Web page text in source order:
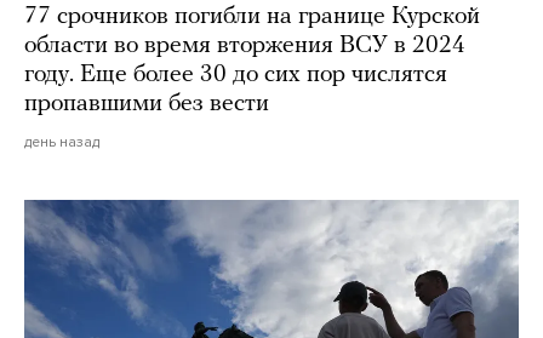
77 срочников погибли на границе Курской
области во время вторжения ВСУ в 2024
году. Еще более 30 до сих пор числятся
пропавшими без вести
день назад